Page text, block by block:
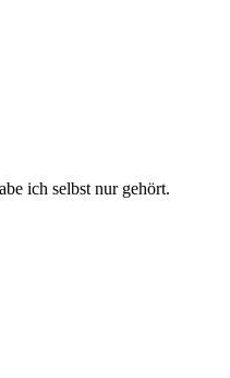
ich selbst nur gehört.